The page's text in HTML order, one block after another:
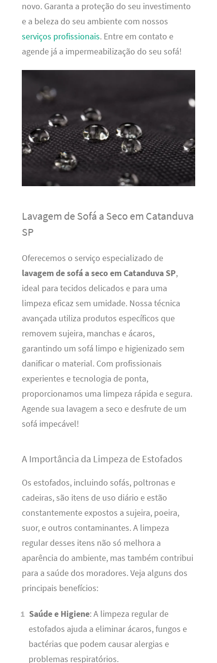
novo. Garanta a proteção do seu investimento
e a beleza do seu ambiente com nossos
serviços profissionais. Entre em contato e
agende já a impermeabilização do seu sofá!
Lavagem de Sofá a Seco em Catanduva
SP
Oferecemos o serviço especializado de
lavagem de sofá a seco em Catanduva SP,
ideal para tecidos delicados e para uma
limpeza eficaz sem umidade. Nossa técnica
avançada utiliza produtos específicos que
removem sujeira, manchas e ácaros,
garantindo um sofá limpo e higienizado sem
danificar o material. Com profissionais
experientes e tecnologia de ponta,
proporcionamos uma limpeza rápida e segura.
Agende sua lavagem a seco e desfrute de um
sofá impecável!
A Importância da Limpeza de Estofados
Os estofados, incluindo sofás, poltronas e
cadeiras, são itens de uso diário e estão
constantemente expostos a sujeira, poeira,
suor, e outros contaminantes. A limpeza
regular desses itens não só melhora a
aparência do ambiente, mas também contribui
para a saúde dos moradores. Veja alguns dos
principais benefícios:
Saúde e Higiene: A limpeza regular de
estofados ajuda a eliminar ácaros, fungos e
bactérias que podem causar alergias e
problemas respiratórios.